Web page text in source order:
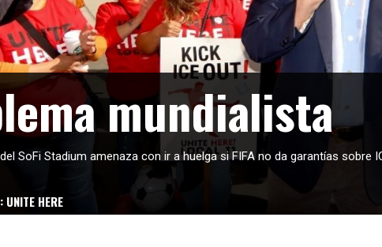
mundialista
SoFi Stadium amenaza con ir a huelga si FIFA no da garantías sobre
HERE